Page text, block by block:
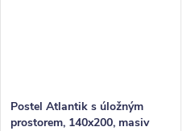
Postel Atlantik s úložným
prostorem, 140x200, masiv